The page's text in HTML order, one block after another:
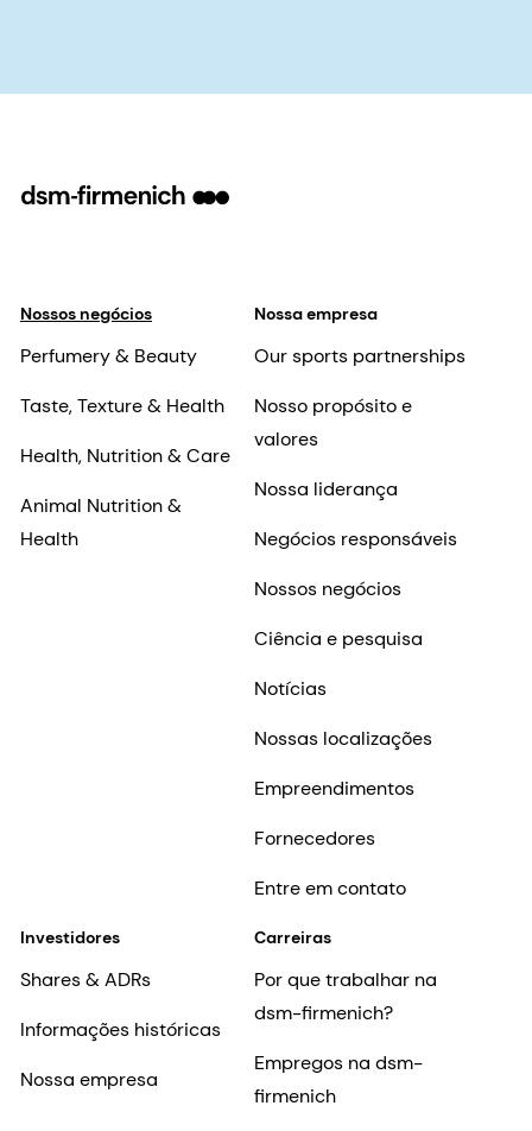
Nossos negócios
Perfumery & Beauty
Taste, Texture & Health
Health, Nutrition & Care
Animal Nutrition &
Health
Nossa empresa
Our sports partnerships
Nosso propósito e
valores
Nossa liderança
Negócios responsáveis
Nossos negócios
Ciência e pesquisa
Notícias
Nossas localizações
Empreendimentos
Fornecedores
Entre em contato
Investidores
Shares & ADRs
Informações históricas
Nossa empresa
Carreiras
Por que trabalhar na
dsm-firmenich?
Empregos na dsm-
firmenich